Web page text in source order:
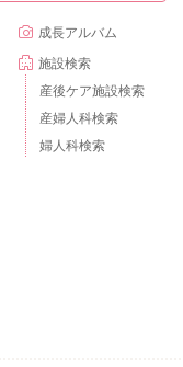
成長アルバム
施設検索
産後ケア施設検索
産婦人科検索
婦人科検索